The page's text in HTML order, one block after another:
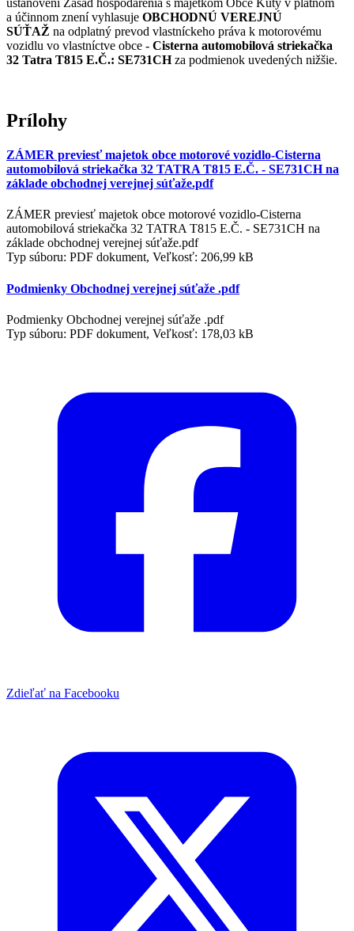
a účinnom znení vyhlasuje OBCHODNÚ VEREJNÚ
SÚŤAŽ na odplatný prevod vlastníckeho práva k motorovému
vozidlu vo vlastníctve obce - Cisterna automobilová striekačka
32 Tatra T815 E.Č.: SE731CHza podmienok uvedených nižšie.
Prílohy
ZÁMER previesť majetok obce motorové vozidlo-Cisterna
automobilová striekačka 32 TATRA T815 E.Č. - SE731CH na
základe obchodnej verejnej súťaže.pdf
ZÁMER previesť majetok obce motorové vozidlo-Cisterna
automobilová striekačka 32 TATRA T815 E.Č. - SE731CH na
základe obchodnej verejnej súťaže.pdf
Typ súboru: PDF dokument, Veľkosť: 206,99 kB
Podmienky Obchodnej verejnej súťaže .pdf
Podmienky Obchodnej verejnej súťaže .pdf
Typ súboru: PDF dokument, Veľkosť: 178,03 kB
Zdieľať na Facebooku